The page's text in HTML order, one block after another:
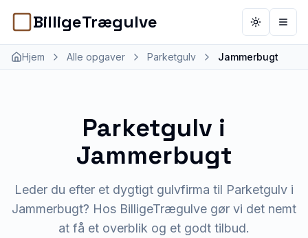
BilligeTrægulve ToggleÅbn
Hjem Alle opgaver Parketgulv Jammerbugt
Parketgulv i
Jammerbugt
Leder du efter et dygtigt gulvfirma til Parketgulv i
Jammerbugt? Hos BilligeTrægulve gør vi det nemt
at få et overblik og et godt tilbud.